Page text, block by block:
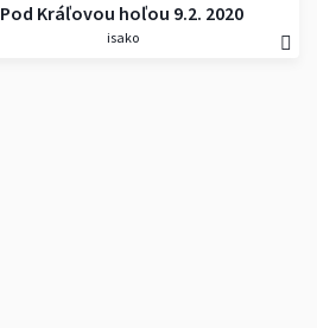
Pod Kráľovou hoľou 9.2. 2020
isako